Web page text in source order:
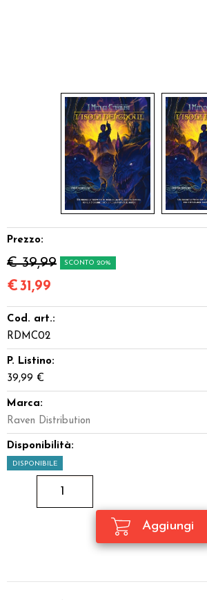
Prezzo:
€ 39,99 SCONTO 20%
€31,99
Cod. art.:
RDMC02
P. Listino:
39,99 €
Marca:
Raven Distribution
Disponibilità:
DISPONIBILE